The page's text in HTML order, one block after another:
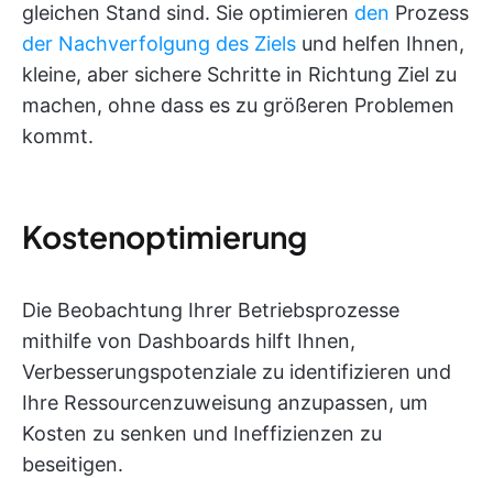
gleichen Stand sind. Sie optimieren den Prozess
der Nachverfolgung des Ziels und helfen Ihnen,
kleine, aber sichere Schritte in Richtung Ziel zu
machen, ohne dass es zu größeren Problemen
kommt.
Kostenoptimierung
Die Beobachtung Ihrer Betriebsprozesse
mithilfe von Dashboards hilft Ihnen,
Verbesserungspotenziale zu identifizieren und
Ihre Ressourcenzuweisung anzupassen, um
Kosten zu senken und Ineffizienzen zu
beseitigen.